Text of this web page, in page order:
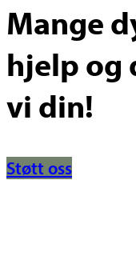
Mange
hjelp og
vi din!
Støtt oss